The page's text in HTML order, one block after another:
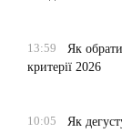
13:59
Як
критерії 2026
10:05
Як